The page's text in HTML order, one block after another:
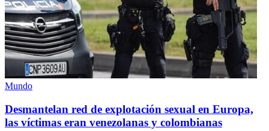
Mundo
Desmantelan red de explotación sexual en Europa,
las víctimas eran venezolanas y colombianas